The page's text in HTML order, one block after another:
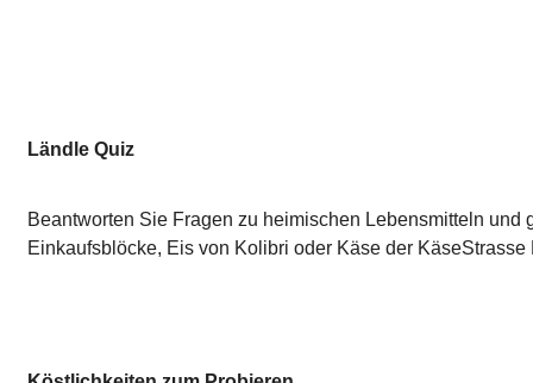
Ländle Quiz
Beantworten Sie Fragen zu heimischen Lebensmitteln
Einkaufsblöcke, Eis von Kolibri oder Käse der